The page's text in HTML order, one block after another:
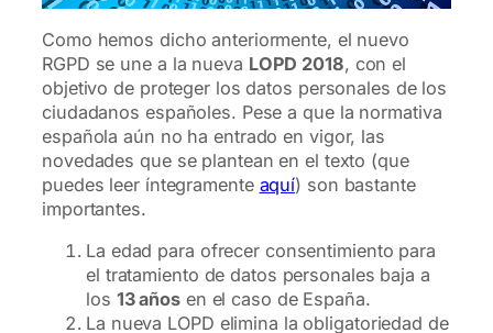
Como hemos dicho anteriormente, el nuevo
RGPD se une a la nueva LOPD 2018, con el
objetivo de proteger los datos personales de los
ciudadanos españoles. Pese a que la normativa
española aún no ha entrado en vigor, las
novedades que se plantean en el texto (que
puedes leer íntegramente aquí) son bastante
importantes.
La edad para ofrecer consentimiento para
el tratamiento de datos personales baja a
los 13 añosen el caso de España.
La nueva LOPD elimina la obligatoriedad de